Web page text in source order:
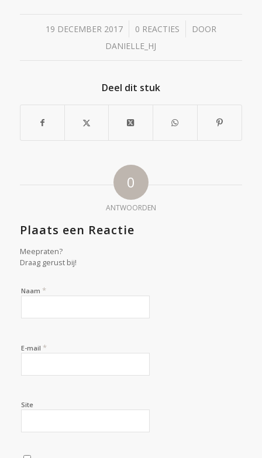
19 DECEMBER 2017
/ 0 REACTIES
/
DOOR
DANIELLE_HJ
Deel dit stuk
0
ANTWOORDEN
Plaats een Reactie
Meepraten?
Draag gerust bij!
Naam *
E-mail *
Site